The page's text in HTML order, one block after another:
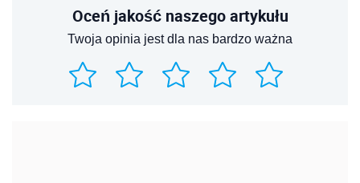
Oceń jakość naszego artykułu
Twoja opinia jest dla nas bardzo ważna